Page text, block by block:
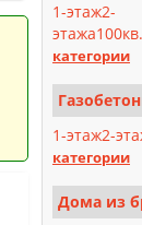
1-этаж2-
этажа
категории
1-этаж2-
категории
Дома из